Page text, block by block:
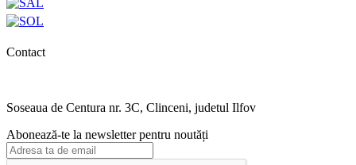
Contact
Soseaua de Centura nr. 3C, Clinceni, judetul Ilfov
Abonează-te la newsletter pentru noutăți